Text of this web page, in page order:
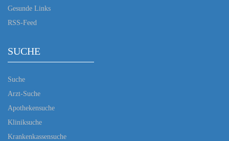
Gesunde Links
RSS-Feed
SUCHE
Suche
Arzt-Suche
Apothekensuche
Kliniksuche
Krankenkassensuche